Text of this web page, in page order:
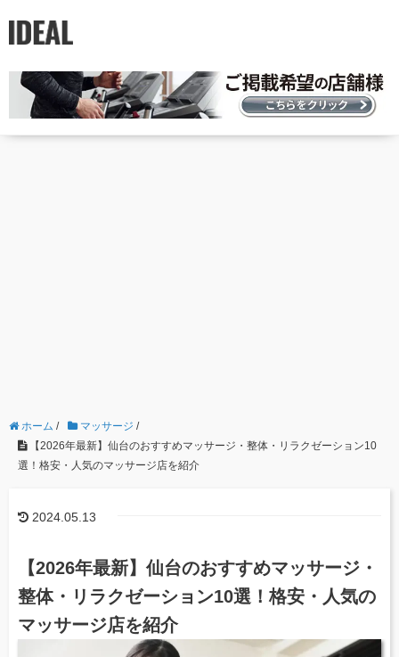
ホーム / マッサージ /
【2026年最新】仙台のおすすめマッサージ・整体・リラクゼーション10
選！格安・人気のマッサージ店を紹介
2024.05.13
【2026年最新】仙台のおすすめマッサージ・
整体・リラクゼーション10選！格安・人気の
マッサージ店を紹介